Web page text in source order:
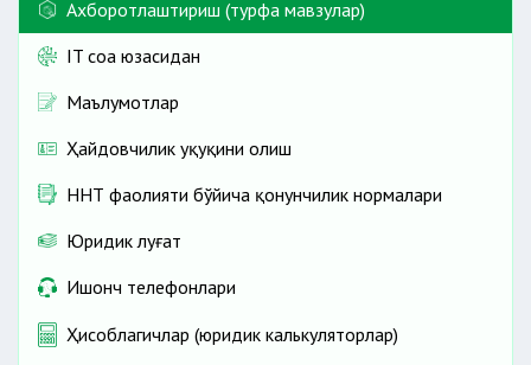
Ахборотлаштириш (турфа мавзулар)
IT соҳа юзасидан
Маълумотлар
Ҳайдовчилик ҳуқуқини олиш
ННТ фаолияти бўйича қонунчилик нормалари
Юридик луғат
Ишонч телефонлари
Ҳисоблагичлар (юридик калькуляторлар)